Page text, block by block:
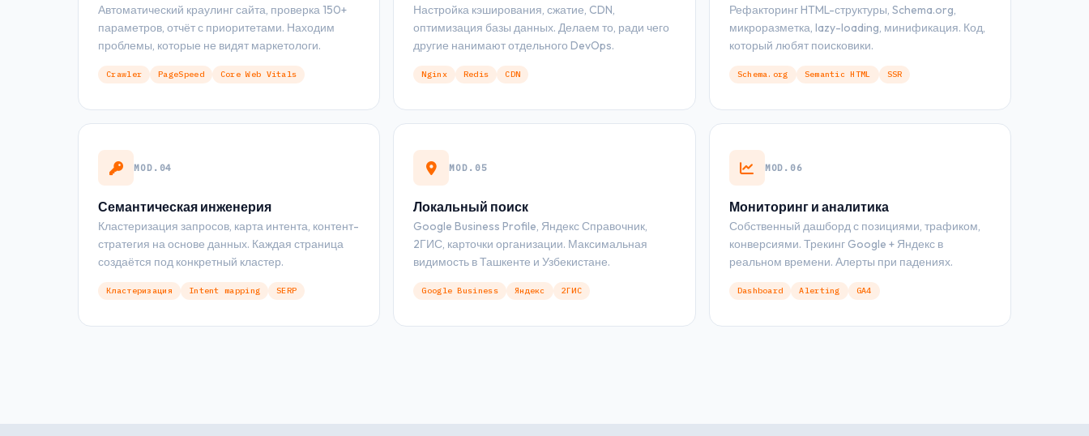
Автоматический краулинг сайта, проверка 150+
параметров, отчёт с приоритетами. Находим
проблемы, которые не видят маркетологи.
Crawler PageSpeed Core Web Vitals
Настройка кэширования, сжатие, CDN,
оптимизация базы данных. Делаем то, ради чего
другие нанимают отдельного DevOps.
Nginx Redis CDN
Рефакторинг HTML-структуры, Schema.org,
микроразметка, lazy-loading, минификация. Код,
который любят поисковики.
Schema.org Semantic HTML SSR
MOD.04
Семантическая инженерия
Кластеризация запросов, карта интента, контент-
стратегия на основе данных. Каждая страница
создаётся под конкретный кластер.
Кластеризация Intent mapping SERP
MOD.05
Локальный поиск
Google Business Profile, Яндекс Справочник,
2ГИС, карточки организации. Максимальная
видимость в Ташкенте и Узбекистане.
Google Business Яндекс 2ГИС
MOD.06
Мониторинг и аналитика
Собственный дашборд с позициями, трафиком,
конверсиями. Трекинг Google + Яндекс в
реальном времени. Алерты при падениях.
Dashboard Alerting GA4